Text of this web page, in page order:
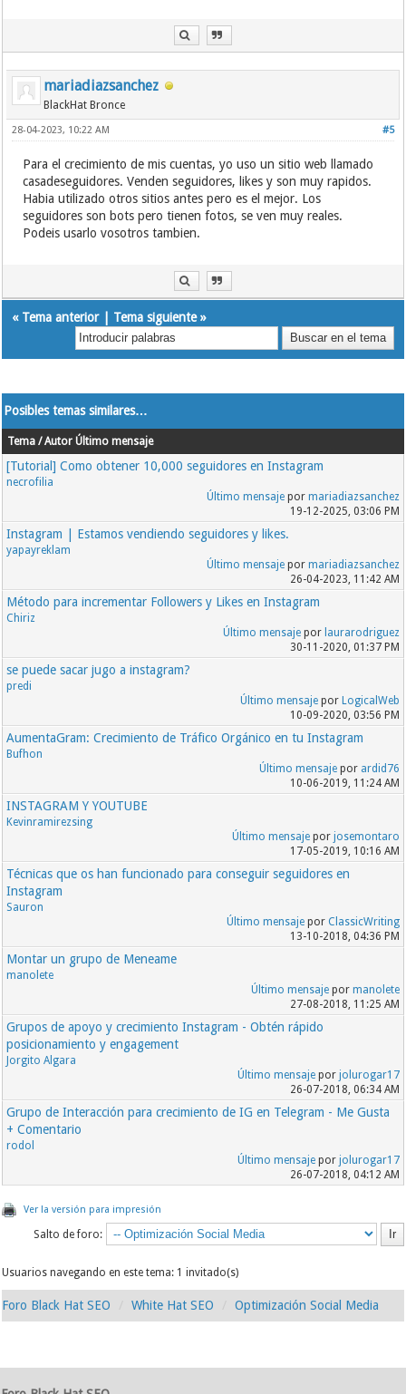
mariadiazsanchez
BlackHat Bronce
#5
28-04-2023, 10:22 AM
Para el crecimiento de mis cuentas, yo uso un sitio web llamado
casadeseguidores. Venden seguidores, likes y son muy rapidos.
Habia utilizado otros sitios antes pero es el mejor. Los
seguidores son bots pero tienen fotos, se ven muy reales.
Podeis usarlo vosotros tambien.
« Tema anterior| Tema siguiente»
Posibles temas similares…
Tema / Autor Último mensaje
[Tutorial] Como obtener 10,000 seguidores en Instagram
necrofilia
Último mensajepor mariadiazsanchez
19-12-2025, 03:06 PM
Instagram | Estamos vendiendo seguidores y likes.
yapayreklam
Último mensajepor mariadiazsanchez
26-04-2023, 11:42 AM
Método para incrementar Followers y Likes en Instagram
Chiriz
Último mensajepor laurarodriguez
30-11-2020, 01:37 PM
se puede sacar jugo a instagram?
predi
Último mensajepor LogicalWeb
10-09-2020, 03:56 PM
AumentaGram: Crecimiento de Tráfico Orgánico en tu Instagram
Bufhon
Último mensajepor ardid76
10-06-2019, 11:24 AM
INSTAGRAM Y YOUTUBE
Kevinramirezsing
Último mensajepor josemontaro
17-05-2019, 10:16 AM
Técnicas que os han funcionado para conseguir seguidores en
Instagram
Sauron
Último mensajepor ClassicWriting
13-10-2018, 04:36 PM
Montar un grupo de Meneame
manolete
Último mensajepor manolete
27-08-2018, 11:25 AM
Grupos de apoyo y crecimiento Instagram - Obtén rápido
posicionamiento y engagement
Jorgito Algara
Último mensajepor jolurogar17
26-07-2018, 06:34 AM
Grupo de Interacción para crecimiento de IG en Telegram - Me Gusta
+ Comentario
rodol
Último mensajepor jolurogar17
26-07-2018, 04:12 AM
Ver la versión para impresión
Salto de foro:
Usuarios navegando en este tema: 1 invitado(s)
Foro Black Hat SEO White Hat SEO Optimización Social Media